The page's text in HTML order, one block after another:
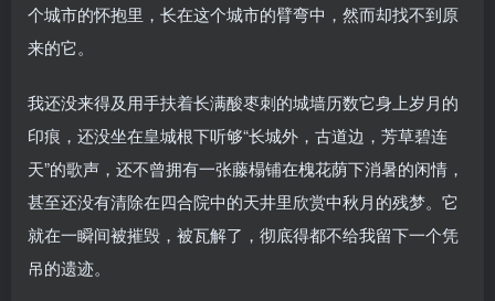
个城市的怀抱里，长在这个城市的臂弯中，然而却找不到原
来的它。
我还没来得及用手扶着长满酸枣刺的城墙历数它身上岁月的
印痕，还没坐在皇城根下听够“长城外，古道边，芳草碧连
天”的歌声，还不曾拥有一张藤榻铺在槐花荫下消暑的闲情，
甚至还没有清除在四合院中的天井里欣赏中秋月的残梦。它
就在一瞬间被摧毁，被瓦解了，彻底得都不给我留下一个凭
吊的遗迹。